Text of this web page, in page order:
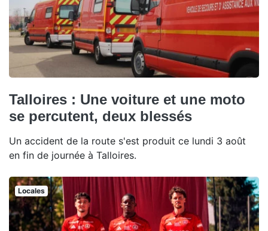
Talloires : Une voiture et une moto
se percutent, deux blessés
Un accident de la route s'est produit ce lundi 3 août
en fin de journée à Talloires.
Locales